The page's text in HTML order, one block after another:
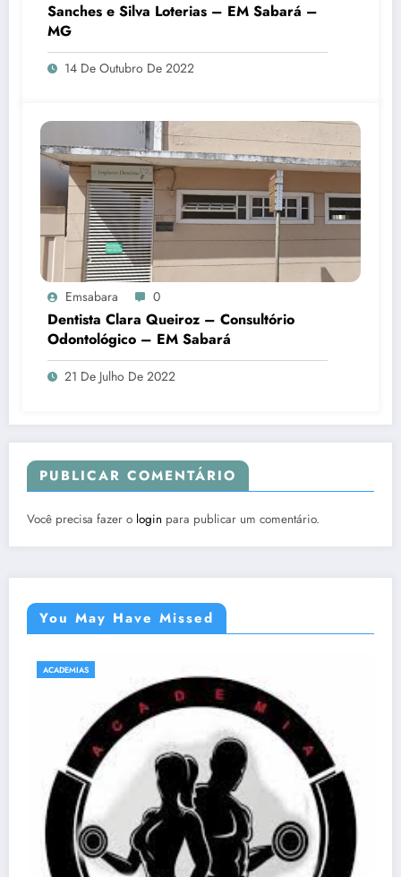
Sanches e Silva Loterias – EM Sabará –
MG
14 De Outubro De 2022
Emsabara 0
Dentista Clara Queiroz – Consultório
Odontológico – EM Sabará
21 De Julho De 2022
PUBLICAR COMENTÁRIO
Você precisa fazer o login para publicar um comentário.
You May Have Missed